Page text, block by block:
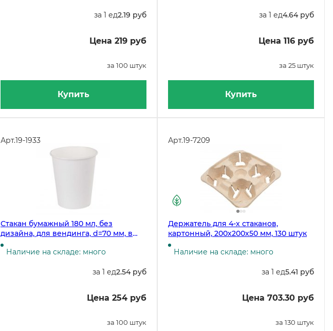
за 1 ед2.19 руб
Цена 219 руб
за 100 штук
Купить
за 1 ед4.64 руб
Цена 116 руб
за 25 штук
Купить
Арт.19-1933
Стакан бумажный 180 мл, без
дизайна, для вендинга, d=70 мм, в
упаковке 100 штук, в коробке 3000
штук
Наличие на складе: много
за 1 ед2.54 руб
Цена 254 руб
за 100 штук
Арт.19-7209
Держатель для 4-х стаканов,
картонный, 200х200х50 мм, 130 штук
Наличие на складе: много
за 1 ед5.41 руб
Цена 703.30 руб
за 130 штук